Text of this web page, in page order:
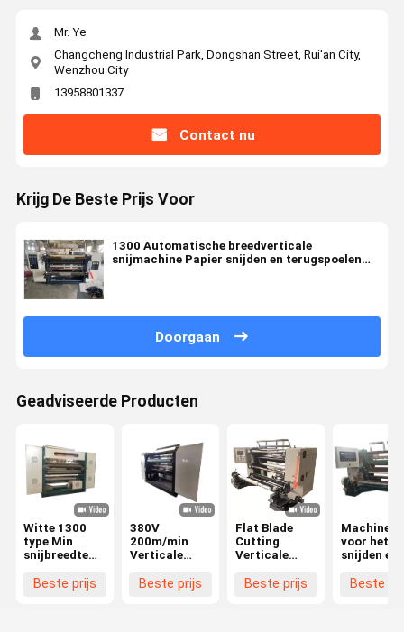
Mr. Ye
Changcheng Industrial Park, Dongshan Street, Rui'an City,
Wenzhou City
13958801337
Contact nu
Krijg De Beste Prijs Voor
1300 Automatische breedverticale
snijmachine Papier snijden en terugspoelen
Doorgaan
Geadviseerde Producten
Witte 1300
type Min
snijbreedte
Verticale
Beste prijs
380V
200m/min
Verticale
Composit
Beste prijs
Flat Blade
Cutting
Verticale
Machine 0-
Beste prijs
Machines
voor het
snijden en
van losse
Beste